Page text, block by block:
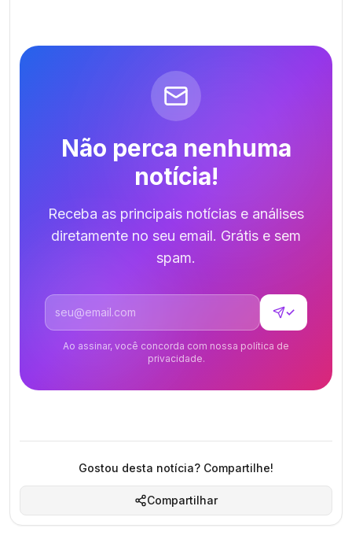
Não perca nenhuma
notícia!
Receba as principais notícias e análises
diretamente no seu email. Grátis e sem
spam.
Endereço de email
✓
Ao assinar, você concorda com nossa política de
privacidade.
Gostou desta notícia? Compartilhe!
Compartilhar